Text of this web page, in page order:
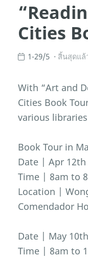
Cities
1-29/5 สิ้นสุดแล้
With “Art and
Cities Book
various
Book Tour in
Date | Apr 12th
Time | 8am to
Location |
Comendador
Date | May
Time | 8am to